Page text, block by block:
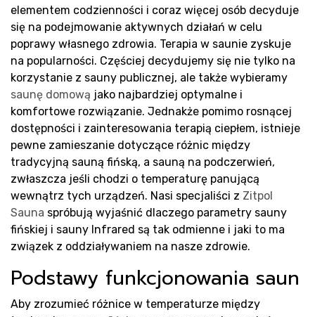
elementem codzienności i coraz więcej osób decyduje
się na podejmowanie aktywnych działań w celu
poprawy własnego zdrowia. Terapia w saunie zyskuje
na popularności. Częściej decydujemy się nie tylko na
korzystanie z sauny publicznej, ale także wybieramy
saunę domową jako najbardziej optymalne i
komfortowe rozwiązanie. Jednakże pomimo rosnącej
dostępności i zainteresowania terapią ciepłem, istnieje
pewne zamieszanie dotyczące różnic między
tradycyjną sauną fińską, a sauną na podczerwień,
zwłaszcza jeśli chodzi o temperaturę panującą
wewnątrz tych urządzeń. Nasi specjaliści z Zitpol
Sauna spróbują wyjaśnić dlaczego parametry sauny
fińskiej i sauny Infrared są tak odmienne i jaki to ma
związek z oddziaływaniem na nasze zdrowie.
Podstawy funkcjonowania saun
Aby zrozumieć różnice w temperaturze między